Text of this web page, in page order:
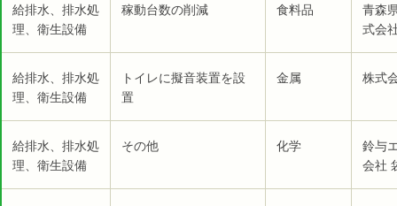
給排水、排水処
理、衛生設備
稼動台数の削減 食料品
青森
式会
給排水、排水処
理、衛生設備
トイレに擬音装置を設
置
金属 株式
給排水、排水処
理、衛生設備
その他 化学
鈴与
会社